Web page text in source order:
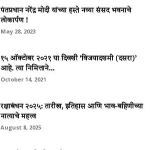
पंतप्रधान नरेंद्र मोदी यांच्या हस्ते नव्या संसद भवनाचे
लोकार्पण !
May 28, 2023
१५ ऑक्टोबर २०२१ या दिवशी ‘विजयादशमी (दसरा)’
आहे. त्या निमित्ताने…
October 14, 2021
रक्षाबंधन २०२५: तारीख, इतिहास आणि भाव-बहिणीच्या
नात्याचे महत्त्व
August 8, 2025